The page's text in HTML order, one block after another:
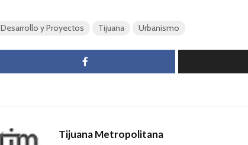
Desarrollo y Proyectos Tijuana Urbanismo
Tijuana Metropolitana